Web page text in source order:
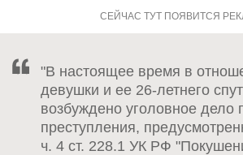
"В настоящее время в
девушки и ее 26-летнего
возбуждено уголовное дело
преступления,
ч. 4 ст. 228.1 УК РФ